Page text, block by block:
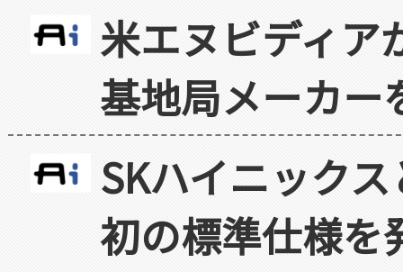
米エヌビディア
基地局メーカー
SKハイニック
初の標準仕様を